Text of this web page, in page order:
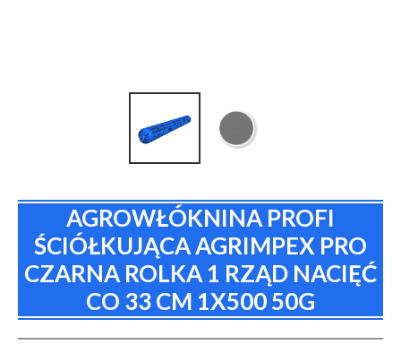
AGROWŁÓKNINA PROFI
ŚCIÓŁKUJĄCA AGRIMPEX PRO
CZARNA ROLKA 1 RZĄD NACIĘĆ
CO 33 CM 1X500 50G